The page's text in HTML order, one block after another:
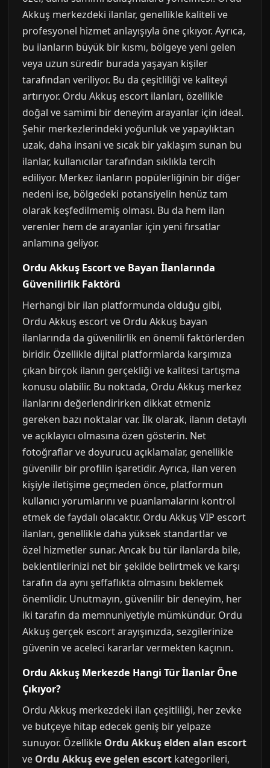
Akkuş merkezdeki ilanlar, genellikle kaliteli ve
profesyonel hizmet anlayışıyla öne çıkıyor. Ayrıca,
bu ilanların büyük bir kısmı, bölgeye yeni gelen
veya uzun süredir burada yaşayan kişiler
tarafından veriliyor. Bu da çeşitliliği ve kaliteyi
artırıyor. Ordu Akkuş escort ilanları, özellikle
doğal ve samimi bir deneyim arayanlar için ideal.
Şehir merkezlerindeki yoğunluk ve yapaylıktan
uzak, daha insani ve sıcak bir yaklaşım sunan bu
ilanlar, kullanıcılar tarafından sıklıkla tercih
ediliyor. Merkez ilanların popülerliğinin bir diğer
nedeni ise, bölgedeki potansiyelin henüz tam
olarak keşfedilmemiş olması. Bu da hem ilan
verenler hem de arayanlar için yeni fırsatlar
anlamına geliyor.
Ordu Akkuş Escort ve Bayan İlanlarında
Güvenilirlik Faktörü
Herhangi bir ilan platformunda olduğu gibi,
Ordu Akkuş escort ve Ordu Akkuş bayan
ilanlarında da güvenilirlik en önemli faktörlerden
biridir. Özellikle dijital platformlarda karşımıza
çıkan birçok ilanın gerçekliği ve kalitesi tartışma
konusu olabilir. Bu noktada, Ordu Akkuş merkez
ilanlarını değerlendirirken dikkat etmeniz
gereken bazı noktalar var. İlk olarak, ilanın detaylı
ve açıklayıcı olmasına özen gösterin. Net
fotoğraflar ve doyurucu açıklamalar, genellikle
güvenilir bir profilin işaretidir. Ayrıca, ilan veren
kişiyle iletişime geçmeden önce, platformun
kullanıcı yorumlarını ve puanlamalarını kontrol
etmek de faydalı olacaktır. Ordu Akkuş VIP escort
ilanları, genellikle daha yüksek standartlar ve
özel hizmetler sunar. Ancak bu tür ilanlarda bile,
beklentilerinizi net bir şekilde belirtmek ve karşı
tarafın da aynı şeffaflıkta olmasını beklemek
önemlidir. Unutmayın, güvenilir bir deneyim, her
iki tarafın da memnuniyetiyle mümkündür. Ordu
Akkuş gerçek escort arayışınızda, sezgilerinize
güvenin ve aceleci kararlar vermekten kaçının.
Ordu Akkuş Merkezde Hangi Tür İlanlar Öne
Çıkıyor?
Ordu Akkuş merkezdeki ilan çeşitliliği, her zevke
ve bütçeye hitap edecek geniş bir yelpaze
sunuyor. Özellikle Ordu Akkuş elden alan escort
ve Ordu Akkuş eve gelen escort kategorileri,